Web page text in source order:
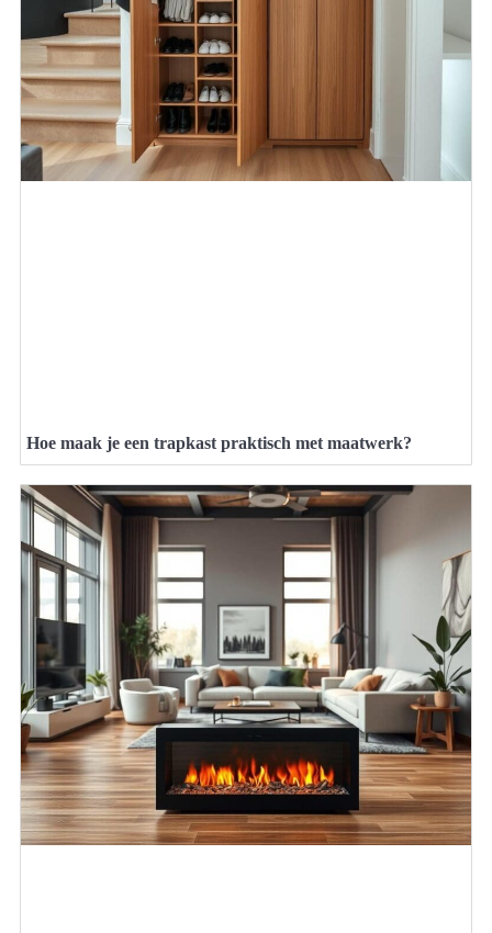
Hoe maak je een trapkast praktisch met maatwerk?